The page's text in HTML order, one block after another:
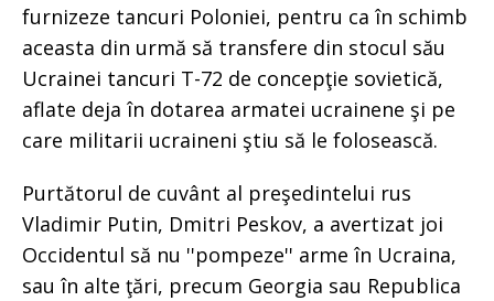
furnizeze tancuri Poloniei, pentru ca în schimb
aceasta din urmă să transfere din stocul său
Ucrainei tancuri T-72 de concepţie sovietică,
aflate deja în dotarea armatei ucrainene şi pe
care militarii ucraineni ştiu să le folosească.
Purtătorul de cuvânt al preşedintelui rus
Vladimir Putin, Dmitri Peskov, a avertizat joi
Occidentul să nu ''pompeze'' arme în Ucraina,
sau în alte ţări, precum Georgia sau Republica